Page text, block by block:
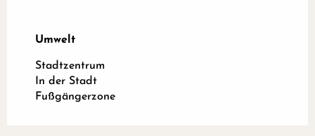
Umwelt
Umwelt
Stadtzentrum
In der Stadt
Fußgängerzone